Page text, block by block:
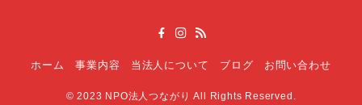
ホーム 事業内容 当法人について ブログ お問い合わせ
© 2023 NPO法人つながり All Rights Reserved.